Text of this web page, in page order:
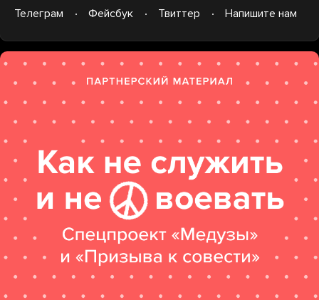
Телеграм Фейсбук Твиттер Напишите нам